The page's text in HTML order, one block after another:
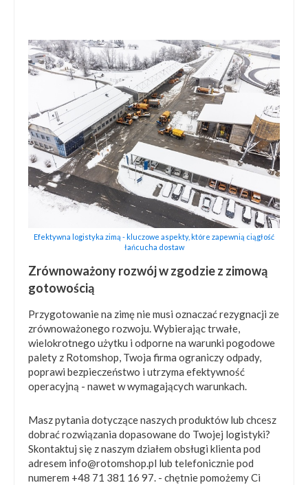
Efektywna logistyka zimą - kluczowe aspekty, które zapewnią ciągłość
łańcucha dostaw
Zrównoważony rozwój w zgodzie z zimową
gotowością
Przygotowanie na zimę nie musi oznaczać rezygnacji ze
zrównoważonego rozwoju. Wybierając trwałe,
wielokrotnego użytku i odporne na warunki pogodowe
palety z Rotomshop, Twoja firma ograniczy odpady,
poprawi bezpieczeństwo i utrzyma efektywność
operacyjną - nawet w wymagających warunkach.
Masz pytania dotyczące naszych produktów lub chcesz
dobrać rozwiązania dopasowane do Twojej logistyki?
Skontaktuj się z naszym działem obsługi klienta pod
adresem info@rotomshop.pl lub telefonicznie pod
numerem +48 71 381 16 97. - chętnie pomożemy Ci